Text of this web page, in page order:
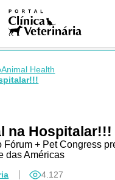
VetAgenda
Especialidades
Animal Health
na Hospitalar!!!
+ Pet Congress
das Américas
4.127